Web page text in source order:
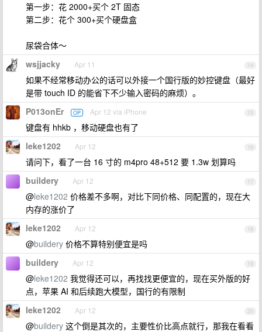
第一步：花 2000+买个 2T 固态
第二步：花个 300+买个硬盘盒
尿袋合体～
14
wsjjacky Apr 11
如果不经常移动办公的话可以外接一个国行版的妙控键盘（最好
是带 touch ID 的能省下不少输入密码的麻烦）。
15
P013onEr OP Apr 12 via iPhone
键盘有 hhkb ，移动硬盘也有了
16
leke1202 Apr 12
请问下，看了一台 16 寸的 m4pro 48+512 要 1.3w 划算吗
17
buildery Apr 12
@leke1202 价格差不多啊，对比下同价格、同配置的，现在大
内存的涨价了
18
leke1202 Apr 12
@buildery 价格不算特别便宜是吗
19
buildery Apr 12
@leke1202 我觉得还可以，再找找更便宜的，现在买外版的好
点，苹果 AI 和后续跑大模型，国行的有限制
20
leke1202 Apr 12
@buildery 这个倒是其次的，主要性价比高点就行，那我在看看